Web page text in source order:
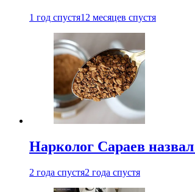
1 год спустя12 месяцев спустя
Нарколог Сараев
2 года спустя2 года спустя